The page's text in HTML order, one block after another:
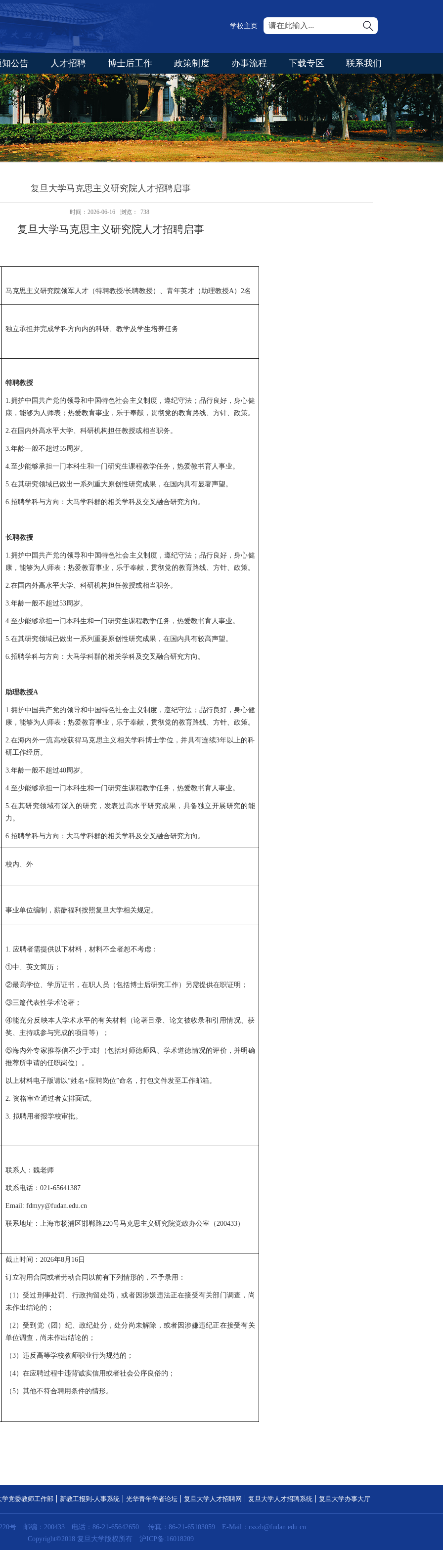
学校主页
知公告 人才招聘 博士后工作 政策制度 办事流程 下载专区 联系我们
复旦大学马克思主义研究院人才招聘启事
时间：2026-06-16 浏览： 738
复旦大学马克思主义研究院人才招聘启事
马克思主义研究院领军人才（特聘教授/长聘教授） 、 青年英才（助理教授A） 2名
独立承担并完成学科方向内的科研、教学及学生培养任务
特聘教授
1.拥护中国共产党的领导和中国特色社会主义制度，遵纪守法；品行良好，身心健
康，能够为人师表；热爱教育事业，乐于奉献，贯彻党的教育路线、方针、政策。
2.在国内外高水平大学、科研机构担任教授或相当职务。
3.年龄一般不超过55周岁。
4.至少能够承担一门本科生和一门研究生课程教学任务，热爱教书育人事业。
5.在其研究领域已做出一系列重大原创性研究成果，在国内具有显著声望。
6.招聘学科与方向：大马学科群的相关学科及交叉融合研究方向。
长聘教授
1.拥护中国共产党的领导和中国特色社会主义制度，遵纪守法；品行良好，身心健
康，能够为人师表；热爱教育事业，乐于奉献，贯彻党的教育路线、方针、政策。
2.在国内外高水平大学、科研机构担任教授或相当职务。
3.年龄一般不超过53周岁。
4.至少能够承担一门本科生和一门研究生课程教学任务，热爱教书育人事业。
5.在其研究领域已做出一系列重要原创性研究成果，在国内具有较高声望。
6.招聘学科与方向：大马学科群的相关学科及交叉融合研究方向。
助理教授A
1.拥护中国共产党的领导和中国特色社会主义制度，遵纪守法；品行良好，身心健
康，能够为人师表；热爱教育事业，乐于奉献，贯彻党的教育路线、方针、政策。
2.在海内外一流高校获得马克思主义相关学科博士学位，并具有连续3年以上的科
研工作经历。
3.年龄一般不超过40周岁。
4.至少能够承担一门本科生和一门研究生课程教学任务，热爱教书育人事业。
5.在其研究领域有深入的研究，发表过高水平研究成果，具备独立开展研究的能
力。
6.招聘学科与方向：大马学科群的相关学科及交叉融合研究方向。
校内、外
事业单位编制，薪酬福利按照复旦大学相关规定。
1. 应聘者需提供以下材料，材料不全者恕不考虑：
①中、英文简历；
②最高学位、学历证书，在职人员（包括博士后研究工作）另需提供在职证明；
③三篇代表性学术论著；
④能充分反映本人学术水平的有关材料（论著目录、论文被收录和引用情况、获
奖、主持或参与完成的项目等）；
⑤海内外专家推荐信不少于3封（包括对师德师风、学术道德情况的评价，并明确
推荐所申请的任职岗位）。
以上材料电子版请以“姓名+应聘岗位”命名，打包文件发至工作邮箱。
2. 资格审查通过者安排面试。
3. 拟聘用者报学校审批。
联系人：魏老师
联系电话： 021-65641387
Email: fdmyy@fudan.edu.cn
联系地址：上海市杨浦区邯郸路220号马克思主义研究院党政办公室（200433）
截止时间： 2026年8月16日
订立聘用合同或者劳动合同以前有下列情形的，不予录用：
（ 1 ）受过刑事处罚、行政拘留处罚，或者因涉嫌违法正在接受有关部门调查，尚
未作出结论的；
（2）受到党（团）纪、政纪处分，处分尚未解除，或者因涉嫌违纪正在接受有关
单位调查，尚未作出结论的；
（3）违反高等学校教师职业行为规范的；
（4）在应聘过程中违背诚实信用或者社会公序良俗的；
（5）其他不符合聘用条件的情形。
学党委教师工作部 新教工报到-人事系统 光华青年学者论坛 复旦大学人才招聘网 复旦大学人才招聘系统 复旦大学办事大厅
号 邮编：200433 电话：86-21-65642650 传真：86-21-65103059
E-Mail：rsxzb@fudan.edu.cn
Copyright©2018 复旦大学版权所有
沪ICP备:16018209